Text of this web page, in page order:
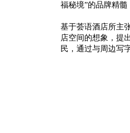
福秘境”的品牌精髓
基于荟语酒店所主
店空间的想象，提
民，通过与周边写